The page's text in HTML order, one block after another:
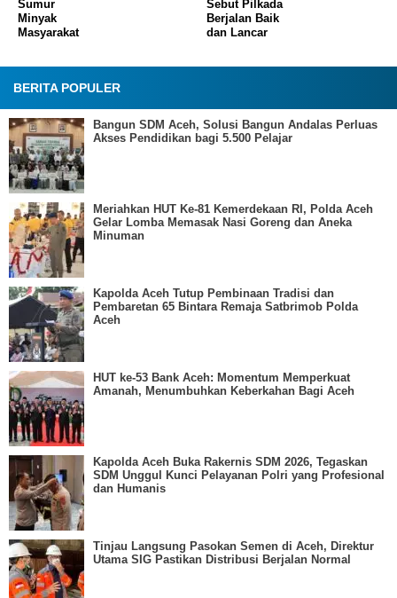
Sumur
Minyak
Masyarakat
Sebut Pilkada
Berjalan Baik
dan Lancar
BERITA POPULER
Bangun SDM Aceh, Solusi Bangun Andalas Perluas
Akses Pendidikan bagi 5.500 Pelajar
Meriahkan HUT Ke-81 Kemerdekaan RI, Polda Aceh
Gelar Lomba Memasak Nasi Goreng dan Aneka
Minuman
Kapolda Aceh Tutup Pembinaan Tradisi dan
Pembaretan 65 Bintara Remaja Satbrimob Polda
Aceh
HUT ke-53 Bank Aceh: Momentum Memperkuat
Amanah, Menumbuhkan Keberkahan Bagi Aceh
Kapolda Aceh Buka Rakernis SDM 2026, Tegaskan
SDM Unggul Kunci Pelayanan Polri yang Profesional
dan Humanis
Tinjau Langsung Pasokan Semen di Aceh, Direktur
Utama SIG Pastikan Distribusi Berjalan Normal